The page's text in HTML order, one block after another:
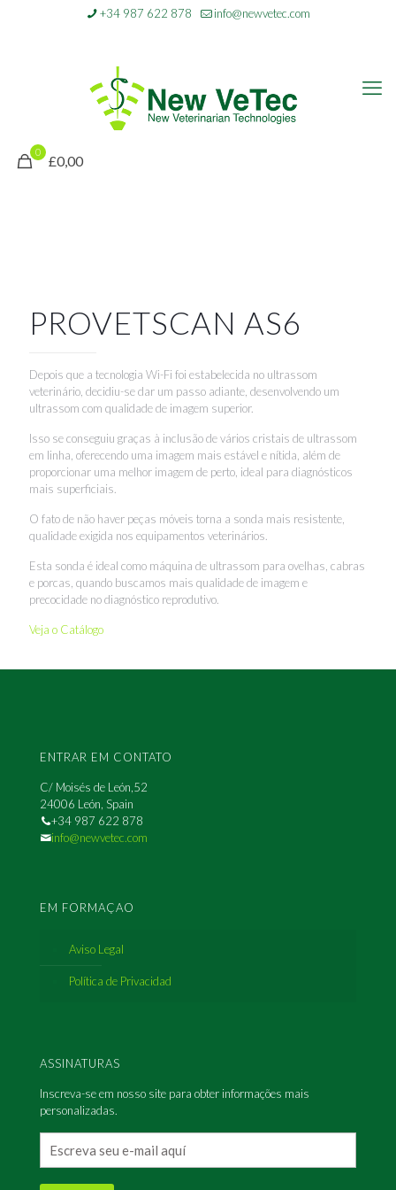
+34 987 622 878 info@newvetec.com
0
£0,00
PROVETSCAN AS6
Depois que a tecnologia Wi-Fi foi estabelecida no ultrassom
veterinário, decidiu-se dar um passo adiante, desenvolvendo um
ultrassom com qualidade de imagem superior.
Isso se conseguiu graças à inclusão de vários cristais de ultrassom
em linha, oferecendo uma imagem mais estável e nítida, além de
proporcionar uma melhor imagem de perto, ideal para diagnósticos
mais superficiais.
O fato de não haver peças móveis torna a sonda mais resistente,
qualidade exigida nos equipamentos veterinários.
Esta sonda é ideal como máquina de ultrassom para ovelhas, cabras
e porcas, quando buscamos mais qualidade de imagem e
precocidade no diagnóstico reprodutivo.
Veja o Catálogo
ENTRAR EM CONTATO
C/ Moisés de León,52
24006 León, Spain
+34 987 622 878
info@newvetec.com
EM FORMAÇAO
Aviso Legal
Política de Privacidad
ASSINATURAS
Inscreva-se em nosso site para obter informações mais
personalizadas.